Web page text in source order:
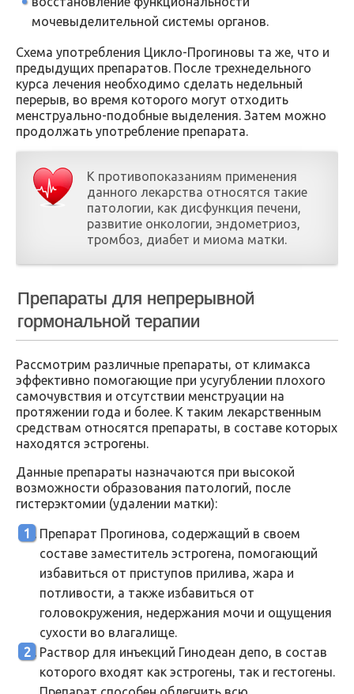
мочевыделительной системы органов.
Схема употребления Цикло-Прогиновы та же, что и
предыдущих препаратов. После трехнедельного
курса лечения необходимо сделать недельный
перерыв, во время которого могут отходить
менструально-подобные выделения. Затем можно
продолжать употребление препарата.
К противопоказаниям применения
данного лекарства относятся такие
патологии, как дисфункция печени,
развитие онкологии, эндометриоз,
тромбоз, диабет и миома матки.
Препараты для непрерывной
гормональной терапии
Рассмотрим различные препараты, от климакса
эффективно помогающие при усугублении плохого
самочувствия и отсутствии менструации на
протяжении года и более. К таким лекарственным
средствам относятся препараты, в составе которых
находятся эстрогены.
Данные препараты назначаются при высокой
возможности образования патологий, после
гистерэктомии (удалении матки):
Препарат Прогинова, содержащий в своем
составе заместитель эстрогена, помогающий
избавиться от приступов прилива, жара и
потливости, а также избавиться от
головокружения, недержания мочи и ощущения
сухости во влагалище.
Раствор для инъекций Гинодеан депо, в состав
которого входят как эстрогены, так и гестогены.